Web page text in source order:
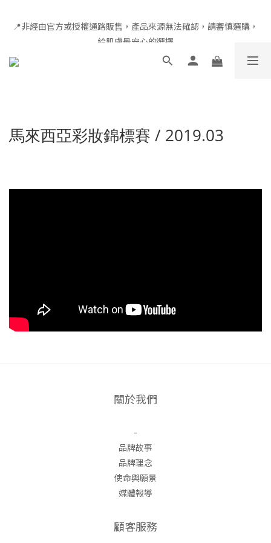
📍非經由官方或授權通路販售，產品來源無法確認，請審慎選購，
給肌膚最安心的選擇
馬來西亞彩妝錦標賽 / 2019.03
關於我們
-
品牌故事
品牌理念
使命與願景
媒體報導
顧客服務